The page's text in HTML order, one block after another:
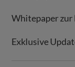
Whitepaper zur
Exklusive